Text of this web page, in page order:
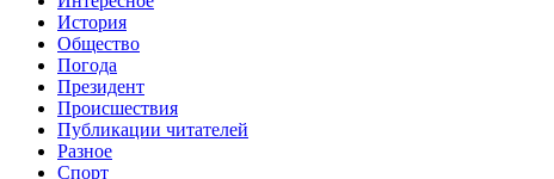
История
Общество
Погода
Президент
Происшествия
Публикации читателей
Разное
Спорт